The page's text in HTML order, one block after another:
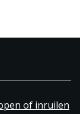
of inruilen